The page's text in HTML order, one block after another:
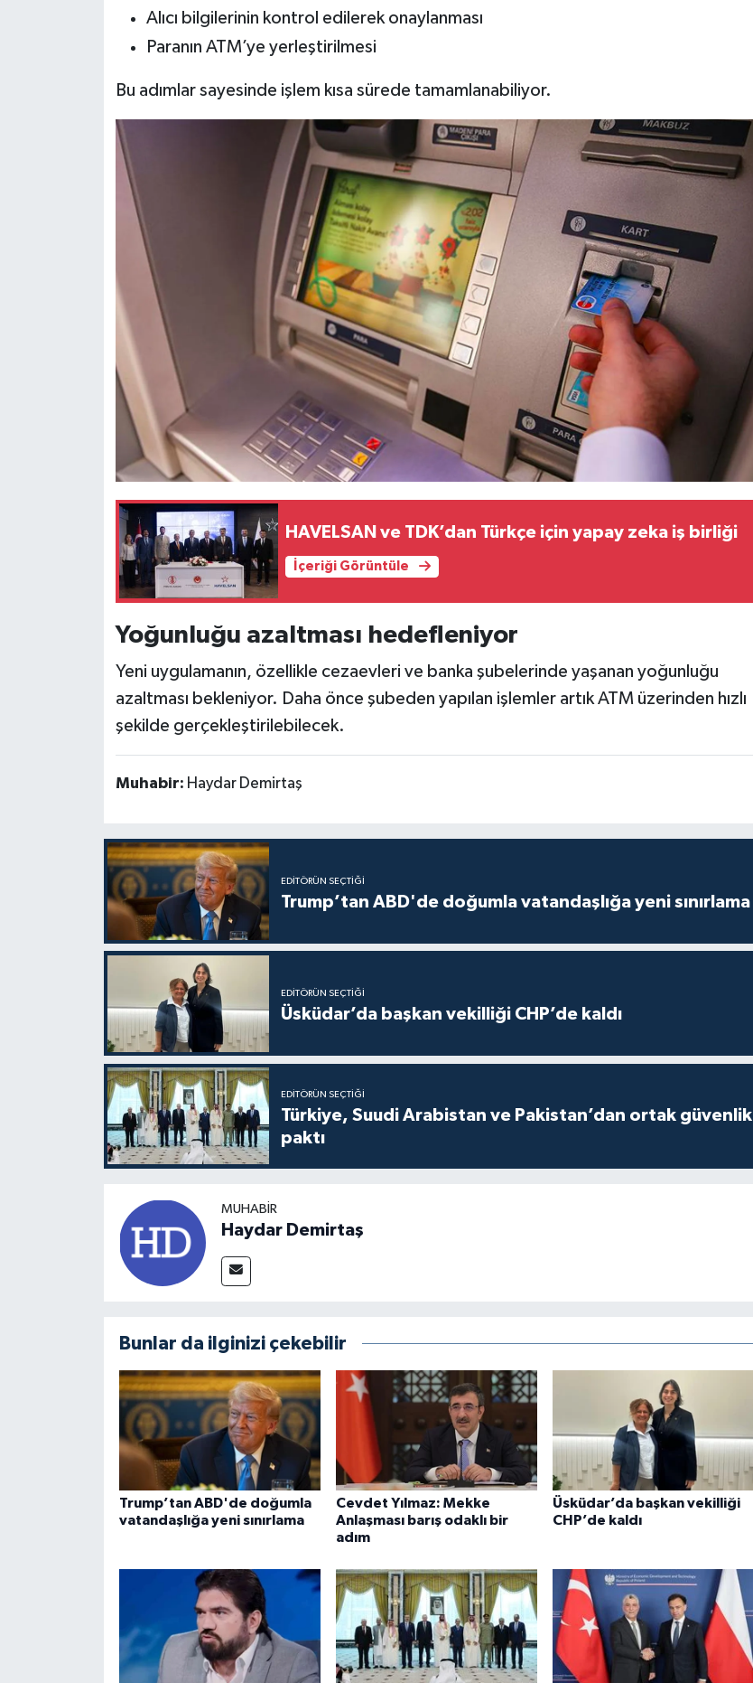
Alıcı bilgilerinin kontrol edilerek onaylanması
Paranın ATM’ye yerleştirilmesi
Bu adımlar sayesinde işlem kısa sürede tamamlanabiliyor.
HAVELSAN ve TDK’dan Türkçe için yapay zeka iş birliği
İçeriği Görüntüle
Yoğunluğu azaltması hedefleniyor
Yeni uygulamanın, özellikle cezaevleri ve banka şubelerinde yaşanan yoğunluğu
azaltması bekleniyor. Daha önce şubeden yapılan işlemler artık ATM üzerinden hızlı
şekilde gerçekleştirilebilecek.
Muhabir: Haydar Demirtaş
EDITÖRÜN SEÇTIĞI
Trump’tan ABD'de doğumla vatandaşlığa yeni sınırlama
EDITÖRÜN SEÇTIĞI
Üsküdar’da başkan vekilliği CHP’de kaldı
EDITÖRÜN SEÇTIĞI
Türkiye, Suudi Arabistan ve Pakistan’dan ortak güvenlik
paktı
MUHABIR
Haydar Demirtaş
Bunlar da ilginizi çekebilir
Trump’tan ABD'de doğumla
vatandaşlığa yeni sınırlama
Cevdet Yılmaz: Mekke
Anlaşması barış odaklı bir
adım
Üsküdar’da başkan vekilliği
CHP’de kaldı